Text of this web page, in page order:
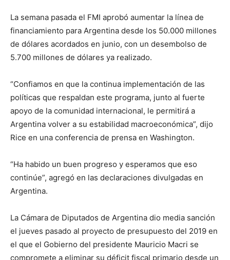
La semana pasada el FMI aprobó aumentar la línea de
financiamiento para Argentina desde los 50.000 millones
de dólares acordados en junio, con un desembolso de
5.700 millones de dólares ya realizado.
“Confiamos en que la continua implementación de las
políticas que respaldan este programa, junto al fuerte
apoyo de la comunidad internacional, le permitirá a
Argentina volver a su estabilidad macroeconómica”, dijo
Rice en una conferencia de prensa en Washington.
“Ha habido un buen progreso y esperamos que eso
continúe”, agregó en las declaraciones divulgadas en
Argentina.
La Cámara de Diputados de Argentina dio media sanción
el jueves pasado al proyecto de presupuesto del 2019 en
el que el Gobierno del presidente Mauricio Macri se
compromete a eliminar su déficit fiscal primario desde un